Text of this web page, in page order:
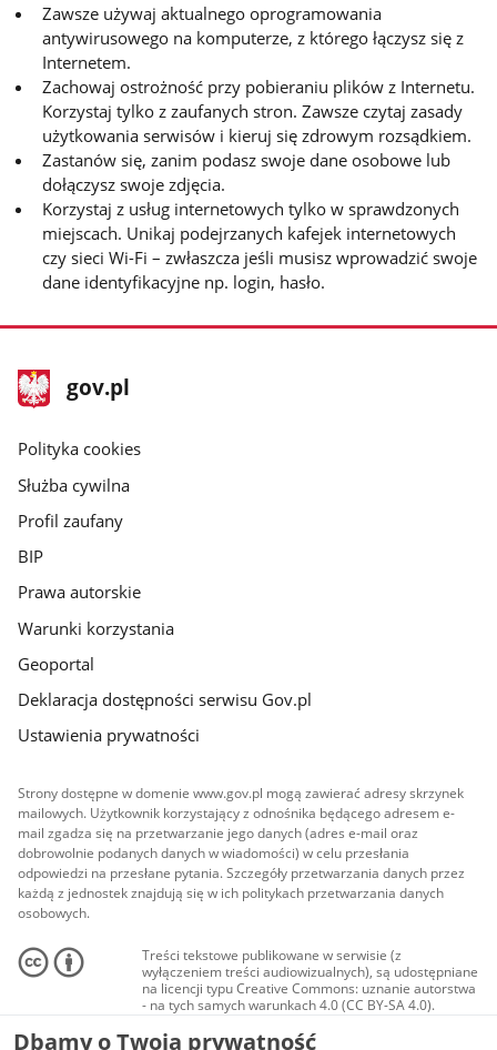
Zawsze używaj aktualnego oprogramowania
antywirusowego na komputerze, z którego łączysz się z
Internetem.
Zachowaj ostrożność przy pobieraniu plików z Internetu.
Korzystaj tylko z zaufanych stron. Zawsze czytaj zasady
użytkowania serwisów i kieruj się zdrowym rozsądkiem.
Zastanów się, zanim podasz swoje dane osobowe lub
dołączysz swoje zdjęcia.
Korzystaj z usług internetowych tylko w sprawdzonych
miejscach. Unikaj podejrzanych kafejek internetowych
czy sieci Wi-Fi – zwłaszcza jeśli musisz wprowadzić swoje
dane identyfikacyjne np. login, hasło.
stopka
gov.pl
Strona
gov.pl
gov.pl
Polityka cookies
Służba cywilna
Profil zaufany
BIP
Prawa autorskie
Warunki korzystania
Geoportal
Deklaracja dostępności serwisu Gov.pl
Ustawienia prywatności
Strony dostępne w domenie www.gov.pl mogą zawierać adresy skrzynek
mailowych. Użytkownik korzystający z odnośnika będącego adresem e-
mail zgadza się na przetwarzanie jego danych (adres e-mail oraz
dobrowolnie podanych danych w wiadomości) w celu przesłania
odpowiedzi na przesłane pytania. Szczegóły przetwarzania danych przez
każdą z jednostek znajdują się w ich politykach przetwarzania danych
osobowych.
Treści tekstowe publikowane w serwisie (z
wyłączeniem treści audiowizualnych), są udostępniane
na licencji typu Creative Commons: uznanie autorstwa
- na tych samych warunkach 4.0 (CC BY-SA 4.0).
Materiały audiowizualne, w tym zdjęcia, materiały
audio i wideo, są udostępniane na licencji typu
Dbamy o Twoją prywatność